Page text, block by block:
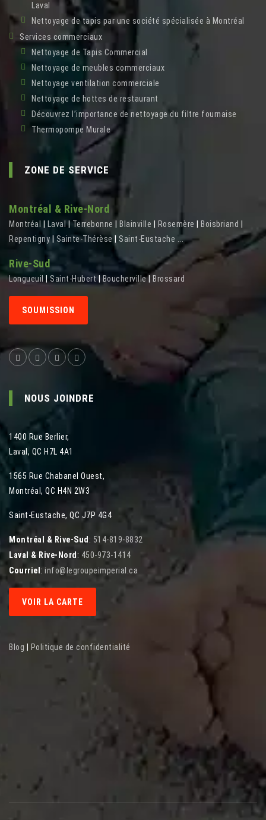
Laval
Nettoyage de tapis par une société spécialisée à Montréal
Services commerciaux
Nettoyage de Tapis Commercial
Nettoyage de meubles commerciaux
Nettoyage ventilation commerciale
Nettoyage de hottes de restaurant
Découvrez l’importance de nettoyage du filtre fournaise
Thermopompe Murale
ZONE DE SERVICE
Montréal & Rive-Nord
Montréal Laval|Terrebonne Blainville Rosemère Boisbriand
Repentigny| Sainte-Thérèse Saint-Eustache ...
Rive-Sud
Longueuil Saint-Hubert Boucherville| Brossard
SOUMISSION
NOUS JOINDRE
1400 Rue Berlier,
Laval , QC H7L 4A1
1565 Rue Chabanel Ouest,
Montréal , QC H4N 2W3
Saint-Eustache, QC J7P 4G4
Montréal & Rive-Sud : 514-819-8832
Laval & Rive-Nord : 450-973-1414
Courriel : info@legroupeimperial.ca
VOIR LA CARTE
Blog Politique de confidentialité